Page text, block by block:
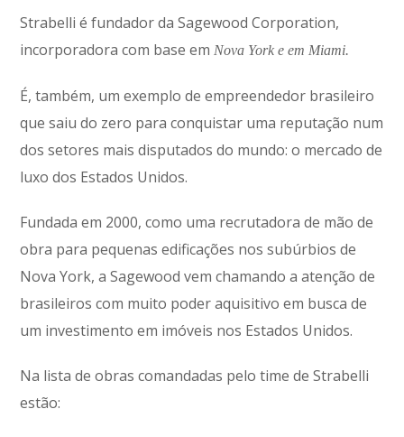
Strabelli é fundador da Sagewood Corporation,
incorporadora com base emNova York e em Miami.
É, também, um exemplo de empreendedor brasileiro
que saiu do zero para conquistar uma reputação num
dos setores mais disputados do mundo: o mercado de
luxo dos Estados Unidos.
Fundada em 2000, como uma recrutadora de mão de
obra para pequenas edificações nos subúrbios de
Nova York, a Sagewood vem chamando a atenção de
brasileiros com muito poder aquisitivo em busca de
um investimento em imóveis nos Estados Unidos.
Na lista de obras comandadas pelo time de Strabelli
estão: